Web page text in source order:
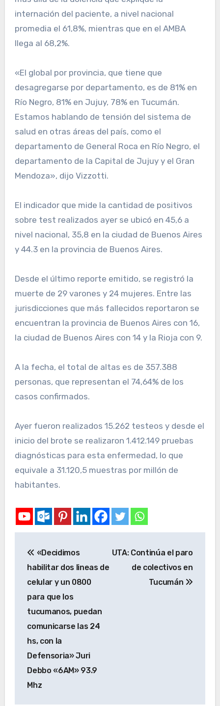
internación del paciente, a nivel nacional
promedia el 61,8%, mientras que en el AMBA
llega al 68,2%.
«El global por provincia, que tiene que
desagregarse por departamento, es de 81% en
Río Negro, 81% en Jujuy, 78% en Tucumán.
Estamos hablando de tensión del sistema de
salud en otras áreas del país, como el
departamento de General Roca en Río Negro, el
departamento de la Capital de Jujuy y el Gran
Mendoza», dijo Vizzotti.
El indicador que mide la cantidad de positivos
sobre test realizados ayer se ubicó en 45,6 a
nivel nacional, 35,8 en la ciudad de Buenos Aires
y 44.3 en la provincia de Buenos Aires.
Desde el último reporte emitido, se registró la
muerte de 29 varones y 24 mujeres. Entre las
jurisdicciones que más fallecidos reportaron se
encuentran la provincia de Buenos Aires con 16,
la ciudad de Buenos Aires con 14 y la Rioja con 9.
A la fecha, el total de altas es de 357.388
personas, que representan el 74,64% de los
casos confirmados.
Ayer fueron realizados 15.262 testeos y desde el
inicio del brote se realizaron 1.412.149 pruebas
diagnósticas para esta enfermedad, lo que
equivale a 31.120,5 muestras por millón de
habitantes.
«Decidimos
habilitar dos lineas de
celular y un 0800
para que los
tucumanos, puedan
comunicarse las 24
hs, con la
Defensoria» Juri
Debbo «6AM» 93.9
Mhz
UTA: Continúa el paro
de colectivos en
Tucumán